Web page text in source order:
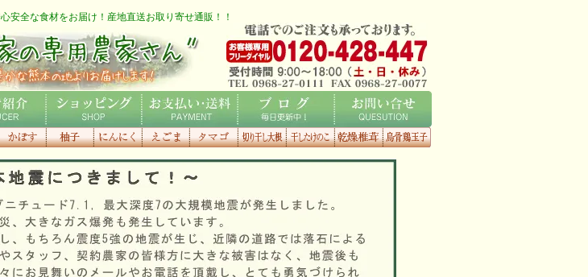
安全な食材をお届け！産地直送お取り寄せ通販！！
ショッピング お支払い・送料 ブログ
お問い合せ
柚子
マゴ
根
こ